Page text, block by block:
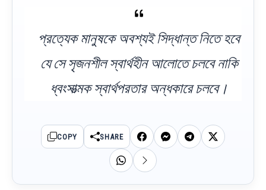
প্রত্যেক মানুষকে অবশ্যই সিদ্ধান্ত নিতে হবে
যে সে সৃজনশীল স্বার্থহীন আলোতে চলবে নাকি
ধ্বংসাত্মক স্বার্থপরতার অন্ধকারে চলবে।
COPY SHARE